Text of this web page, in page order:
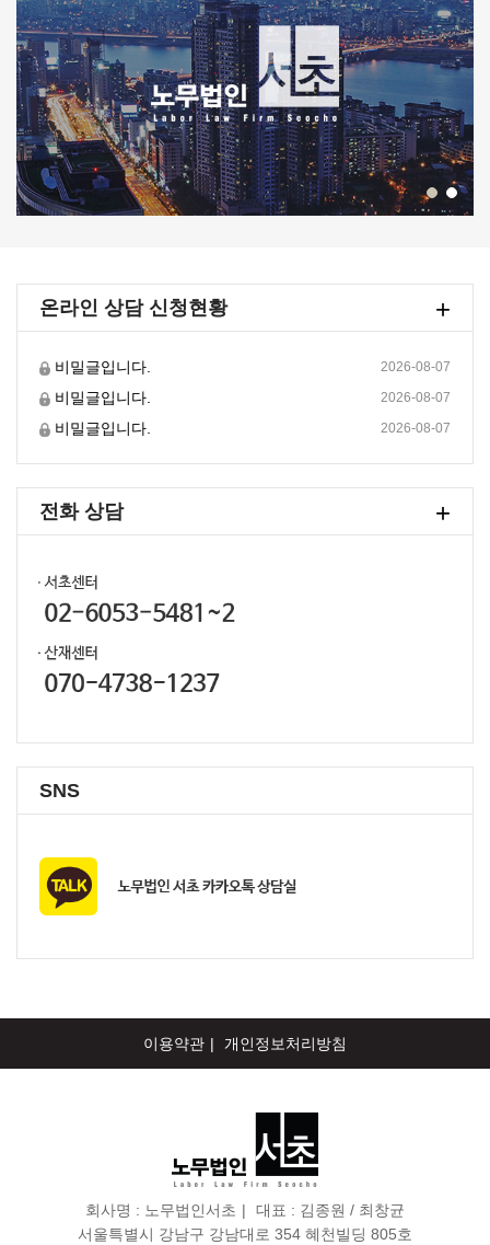
온라인 상담 신청현황 +
2026-08-07
비밀글입니다.
2026-08-07
비밀글입니다.
2026-08-07
비밀글입니다.
전화 상담 +
SNS
이용약관 개인정보처리방침
회사명 : 노무법인서초
대표 : 김종원 / 최창균
서울특별시 강남구 강남대로 354 혜천빌딩 805호